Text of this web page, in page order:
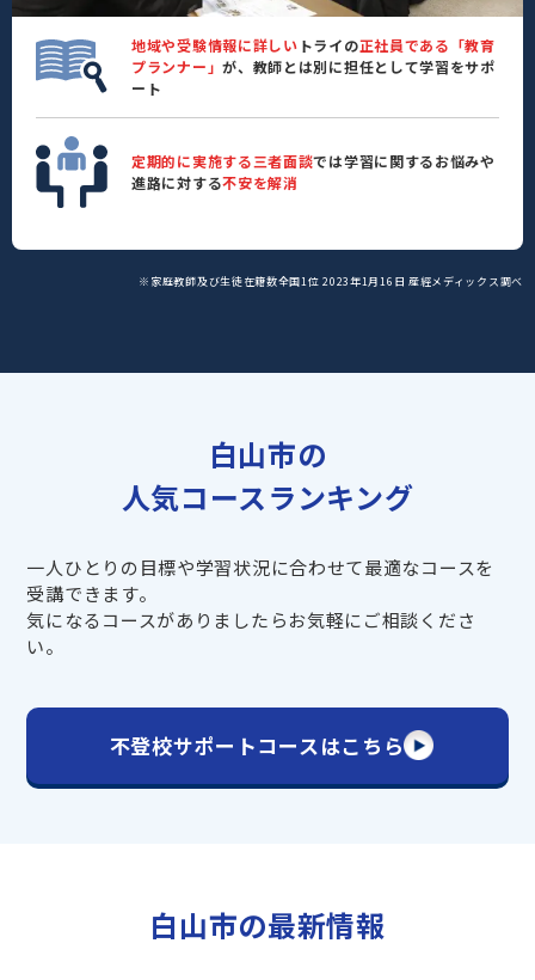
地域や受験情報に詳しい トライの正社員である「教育
プランナー」が、教師とは別に担任として学習をサポ
ート
定期的に実施する三者面談では学習に関するお悩みや
進路に対する不安を解消
※家庭教師及び生徒在籍数全国1位 2023年1月16日 産經メディックス調べ
白山市の
人気コースランキング
一人ひとりの目標や学習状況に合わせて最適なコースを
受講できます。
気になるコースがありましたらお気軽にご相談くださ
い。
不登校サポートコースはこちら
白山市の最新情報